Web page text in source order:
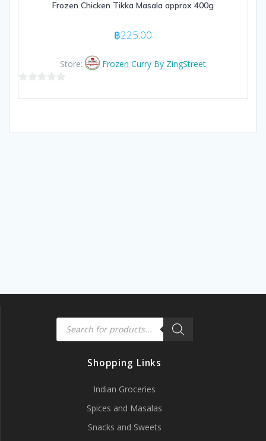
Frozen Chicken Tikka Masala approx 400g
฿225.00
Store: Frozen Curry By ZingStreet
out
Products
search
Shopping Links
Indian Groceries
Spices and Masalas
Snacks and Sweets